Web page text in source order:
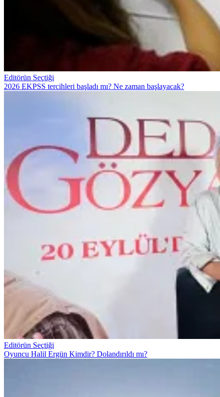
Editörün Seçtiği
2026 EKPSS tercihleri başladı mı? Ne zaman başlayacak?
Editörün Seçtiği
Oyuncu Halil Ergün Kimdir? Dolandırıldı mı?